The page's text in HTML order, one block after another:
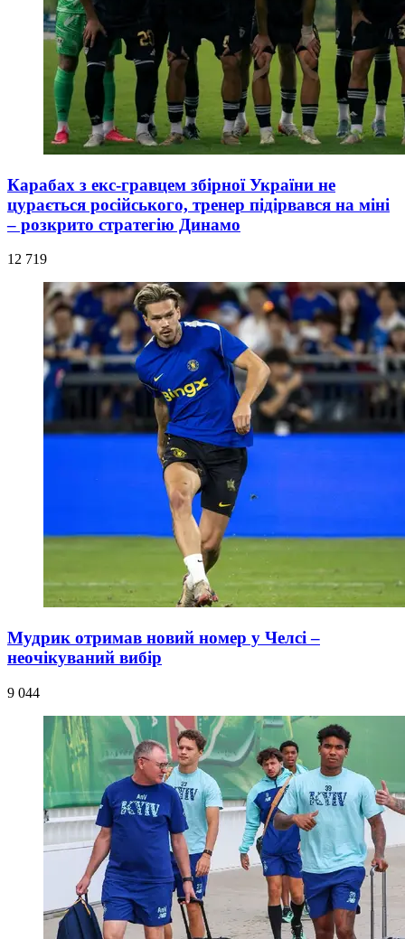
Карабах з екс-гравцем збірної України не
цурається російського, тренер підірвався на міні
– розкрито стратегію Динамо
12 719
Мудрик отримав новий номер у Челсі –
неочікуваний вибір
9 044